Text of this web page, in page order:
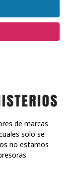
de marcas
solo se
no estamos